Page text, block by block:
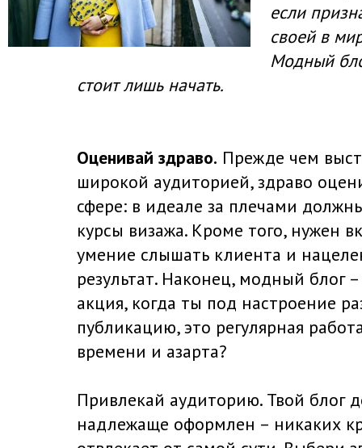
если
своей в
Модный
стоит лишь начать.
Оценивай здраво. Прежде чем
широкой аудиторией, здраво
сфере: в идеале за плечами
курсы визажа. Кроме того, нужен
умение слышать клиента и
результат. Наконец, модный блог
акция, когда ты под настроение
публикацию, это регулярная
времени и азарта?
Привлекай аудиторию. Твой блог
надлежаще оформлен – никаких